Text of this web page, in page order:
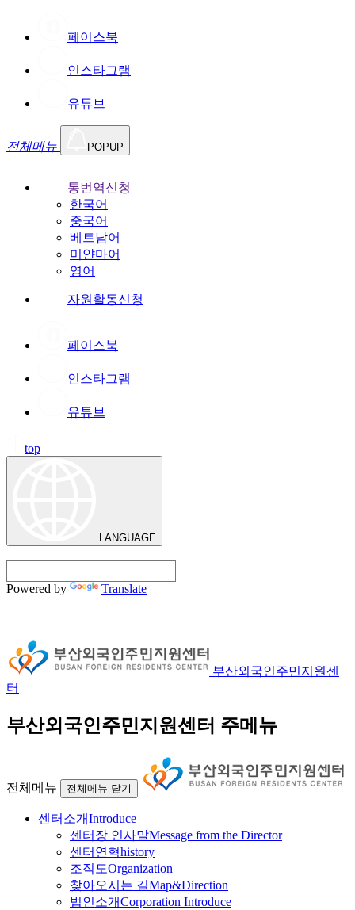
페이스북
인스타그램
유튜브
전체메뉴 POPUP
통번역신청
한국어
중국어
베트남어
미얀마어
영어
자원활동신청
페이스북
인스타그램
유튜브
top
LANGUAGE
Powered by Translate
부산외국인주민지원센
터
부산외국인주민지원센터 주메뉴
전체메뉴 전체메뉴 닫기
센터소개Introduce
센터장 인사말Message from the Director
센터연혁history
조직도Organization
찾아오시는 길Map&Direction
법인소개Corporation Introduce